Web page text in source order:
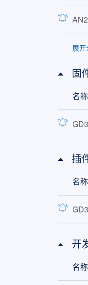
展
固
名称
插
名称
开
名称